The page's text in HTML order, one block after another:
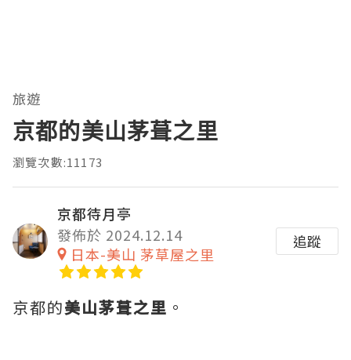
旅遊
京都的美山茅葺之里
瀏覽次數:11173
京都待月亭
發佈於 2024.12.14
日本-美山 茅草屋之里
追蹤
京都的美山茅葺之里 。